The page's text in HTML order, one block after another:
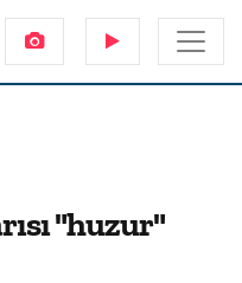
"huzur"